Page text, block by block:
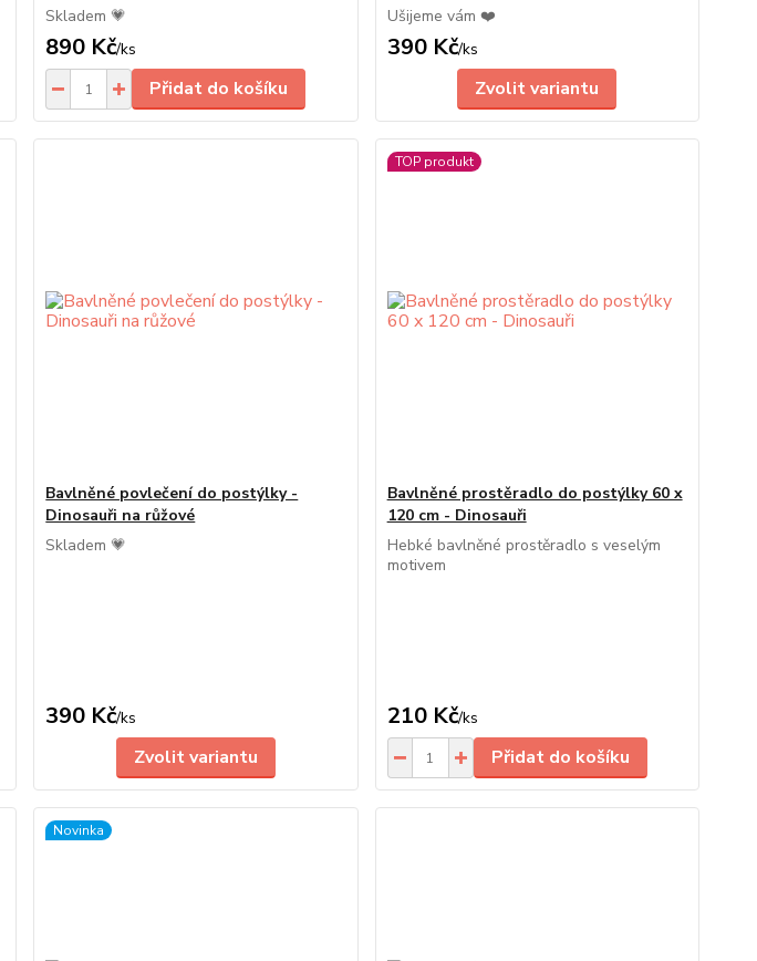
Skladem 💗
890 Kč/ks
Přidat do košíku
Ušijeme vám ❤️
390 Kč/ks
Zvolit variantu
Bavlněné povlečení do postýlky -
Dinosauři na růžové
Skladem 💗
390 Kč/ks
Zvolit variantu
TOP produkt
Bavlněné prostěradlo do postýlky 60 x
120 cm - Dinosauři
Hebké bavlněné prostěradlo s veselým
motivem
210 Kč/ks
Přidat do košíku
Novinka